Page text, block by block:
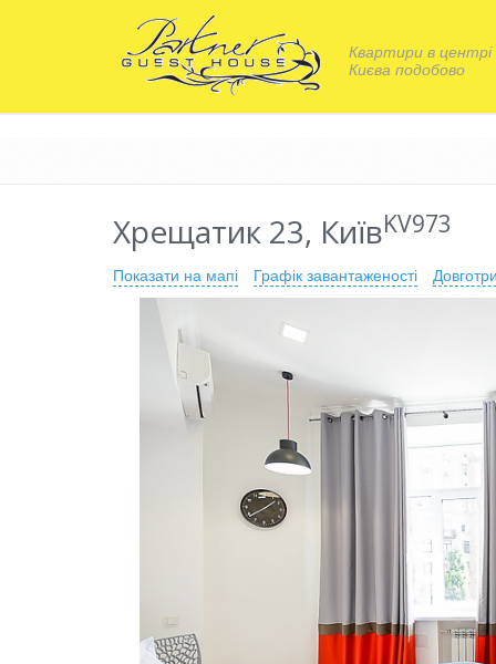
Квартири в центрі
Києва подобово
Хрещатик 23, КиївKV973
Показати на мапі Графік завантаженості